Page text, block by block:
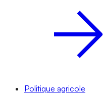
Politique agricole